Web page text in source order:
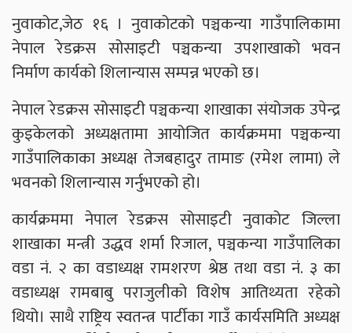
नुवाकोट,जेठ १६ । नुवाकोटको पञ्चकन्या गाउँपालिकामा
नेपाल रेडक्रस सोसाइटी पञ्चकन्या उपशाखाको भवन
निर्माण कार्यको शिलान्यास सम्पन्न भएको छ।
नेपाल रेडक्रस सोसाइटी पञ्चकन्या शाखाका संयोजक उपेन्द्र
कुइकेलको अध्यक्षतामा आयोजित कार्यक्रममा पञ्चकन्या
गाउँपालिकाका अध्यक्ष तेजबहादुर तामाङ (रमेश लामा) ले
भवनको शिलान्यास गर्नुभएको हो।
कार्यक्रममा नेपाल रेडक्रस सोसाइटी नुवाकोट जिल्ला
शाखाका मन्त्री उद्धव शर्मा रिजाल, पञ्चकन्या गाउँपालिका
वडा नं. २ का वडाध्यक्ष रामशरण श्रेष्ठ तथा वडा नं. ३ का
वडाध्यक्ष रामबाबु पराजुलीको विशेष आतिथ्यता रहेको
थियो। साथै राष्ट्रिय स्वतन्त्र पार्टीका गाउँ कार्यसमिति अध्यक्ष